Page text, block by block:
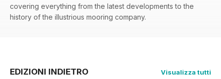
covering everything from the latest developments to the
history of the illustrious mooring company.
EDIZIONI INDIETRO Visualizza tutti